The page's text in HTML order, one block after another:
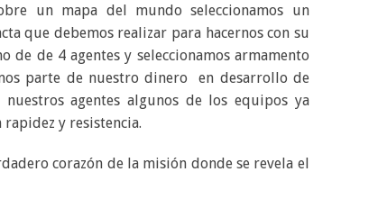
un mapa del mundo seleccionamos un
que debemos realizar para hacernos con su
de de 4 agentes y seleccionamos armamento
parte de nuestro dinero en desarrollo de
agentes algunos de los equipos ya
y resistencia.
corazón de la misión donde se revela el